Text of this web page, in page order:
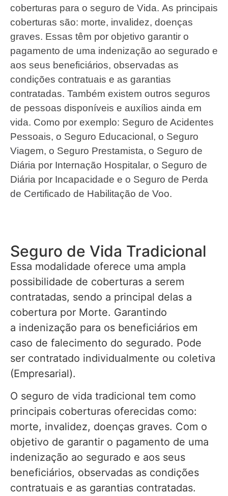
coberturas para o seguro de Vida. As principais
coberturas são: morte, invalidez, doenças
graves. Essas têm por objetivo garantir o
pagamento de uma indenização ao segurado e
aos seus beneficiários, observadas as
condições contratuais e as garantias
contratadas. Também existem outros seguros
de pessoas disponíveis e auxílios ainda em
vida. Como por exemplo: Seguro de Acidentes
Pessoais, o Seguro Educacional, o Seguro
Viagem, o Seguro Prestamista, o Seguro de
Diária por Internação Hospitalar, o Seguro de
Diária por Incapacidade e o Seguro de Perda
de Certificado de Habilitação de Voo.
Seguro de Vida Tradicional
Essa modalidade oferece uma ampla
possibilidade de coberturas a serem
contratadas, sendo a principal delas a
cobertura por Morte. Garantindo
a indenização para os beneficiários em
caso de falecimento do segurado. Pode
ser contratado individualmente ou coletiva
(Empresarial).
O seguro de vida tradicional tem como
principais coberturas oferecidas como:
morte, invalidez, doenças graves. Com o
objetivo de garantir o pagamento de uma
indenização ao segurado e aos seus
beneficiários, observadas as condições
contratuais e as garantias contratadas.